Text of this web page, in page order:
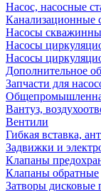
Насос, насосные
Канализационные
Насосы
Насосы
Насосы
Дополнительное
Запчасти для
Вантуз,
Вентили
Гибкая вставка,
Задвижки и
Клапаны
Клапаны обратные
Затворы дисковые